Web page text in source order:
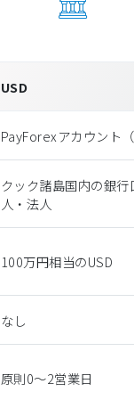
USD
PayForexアカウント（
クック諸島国内の銀行
人・法人
100万円相当のUSD
なし
原則0〜2営業日